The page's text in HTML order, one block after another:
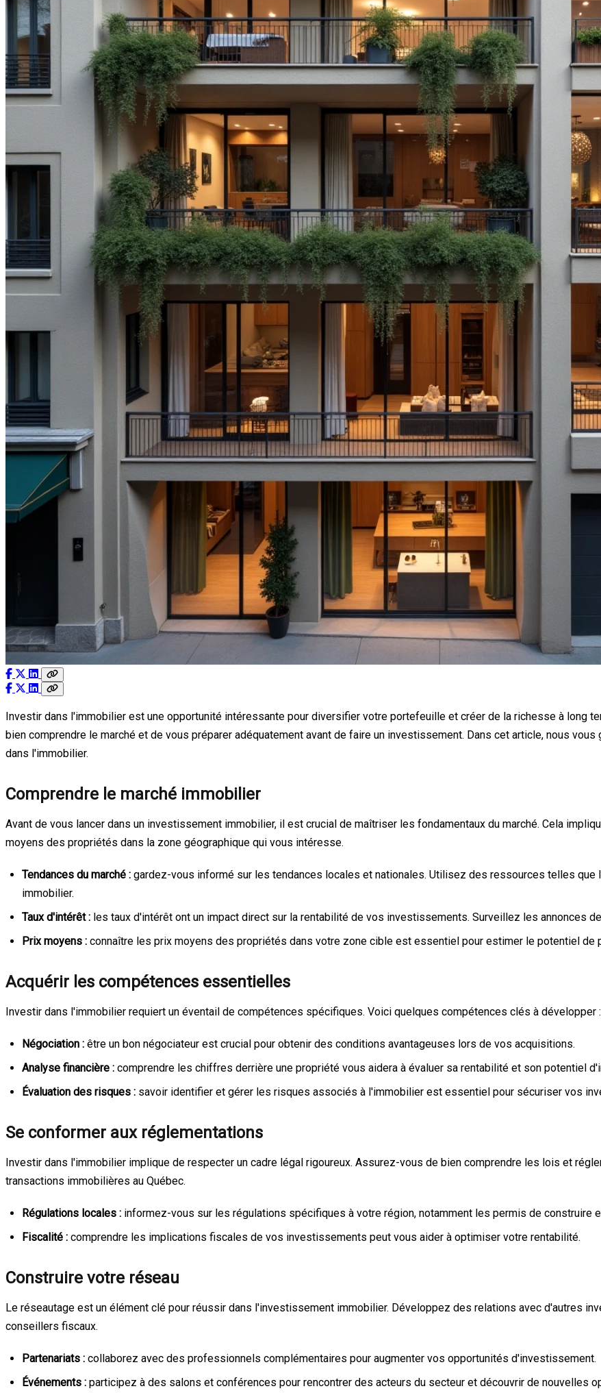
Investir dans l'immobilier est une opportunité intéressante pour diversifier votre portefeuille et créer de la richesse à long
bien comprendre le marché et de vous préparer adéquatement avant de faire un investissement. Dans cet article, nous
dans l'immobilier.
Comprendre le marché immobilier
Avant de vous lancer dans un investissement immobilier, il est crucial de maîtriser les fondamentaux du marché. Cela
moyens des propriétés dans la zone géographique qui vous intéresse.
Tendances du marché : gardez-vous informé sur les tendances locales et nationales. Utilisez des ressources telles que
immobilier.
Taux d'intérêt : les taux d'intérêt ont un impact direct sur la rentabilité de vos investissements. Surveillez les annonces
Prix moyens : connaître les prix moyens des propriétés dans votre zone cible est essentiel pour estimer le potentiel
Acquérir les compétences essentielles
Investir dans l'immobilier requiert un éventail de compétences spécifiques. Voici quelques compétences clés à développer :
Négociation : être un bon négociateur est crucial pour obtenir des conditions avantageuses lors de vos acquisitions.
Analyse financière : comprendre les chiffres derrière une propriété vous aidera à évaluer sa rentabilité et son potentiel
Évaluation des risques : savoir identifier et gérer les risques associés à l'immobilier est essentiel pour sécuriser vos
Se conformer aux réglementations
Investir dans l'immobilier implique de respecter un cadre légal rigoureux. Assurez-vous de bien comprendre les lois et
transactions immobilières au Québec.
Régulations locales : informez-vous sur les régulations spécifiques à votre région, notamment les permis de construire
Fiscalité : comprendre les implications fiscales de vos investissements peut vous aider à optimiser votre rentabilité.
Construire votre réseau
Le réseautage est un élément clé pour réussir dans l'investissement immobilier. Développez des relations avec d'autres
conseillers fiscaux.
Partenariats : collaborez avec des professionnels complémentaires pour augmenter vos opportunités d'investissement.
Événements : participez à des salons et conférences pour rencontrer des acteurs du secteur et découvrir de nouvelles